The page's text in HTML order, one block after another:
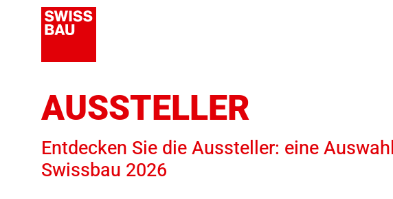
AUSSTELLER
Entdecken Sie die Aussteller: eine
Swissbau 2026